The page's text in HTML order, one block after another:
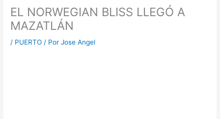
EL NORWEGIAN BLISS LLEGÓ A
MAZATLÁN
/ PUERTO / PorJose Angel